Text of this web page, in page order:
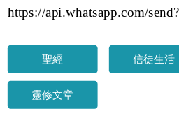
https://api.whatsapp.com/
聖經 信徒生活
靈修文章